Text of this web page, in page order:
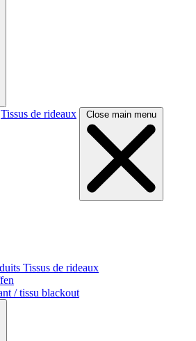
Tissus de rideaux Close main menu
Tissus de rideaux
/ tissu blackout